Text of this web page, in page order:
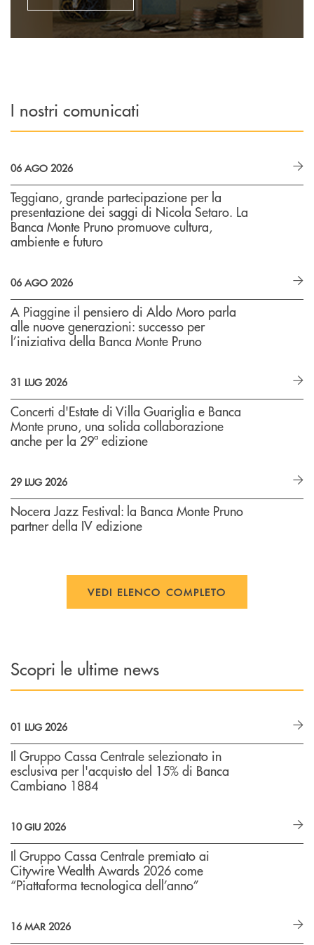
I nostri comunicati
06 AGO 2026
Teggiano, grande partecipazione per la
presentazione dei saggi di Nicola Setaro. La
Banca Monte Pruno promuove cultura,
ambiente e futuro
06 AGO 2026
A Piaggine il pensiero di Aldo Moro parla
alle nuove generazioni: successo per
l’iniziativa della Banca Monte Pruno
31 LUG 2026
Concerti d'Estate di Villa Guariglia e Banca
Monte pruno, una solida collaborazione
anche per la 29ª edizione
29 LUG 2026
Nocera Jazz Festival: la Banca Monte Pruno
partner della IV edizione
VEDI ELENCO COMPLETO
Scopri le ultime news
01 LUG 2026
Il Gruppo Cassa Centrale selezionato in
esclusiva per l'acquisto del 15% di Banca
Cambiano 1884
10 GIU 2026
Il Gruppo Cassa Centrale premiato ai
Citywire Wealth Awards 2026 come
“Piattaforma tecnologica dell’anno”
16 MAR 2026